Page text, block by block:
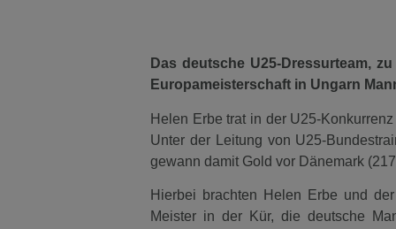
Das deutsche U25-Dressurteam,
Europameisterschaft in Ungarn
Helen Erbe trat in der U25-
Unter der Leitung von U25-
gewann damit Gold vor Dänemark
Hierbei brachten Helen Erbe und
Meister in der Kür, die deutsche